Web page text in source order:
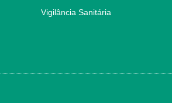
Vigilância Sanitária